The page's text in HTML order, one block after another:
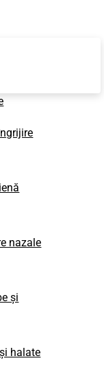
nazale
și
halate